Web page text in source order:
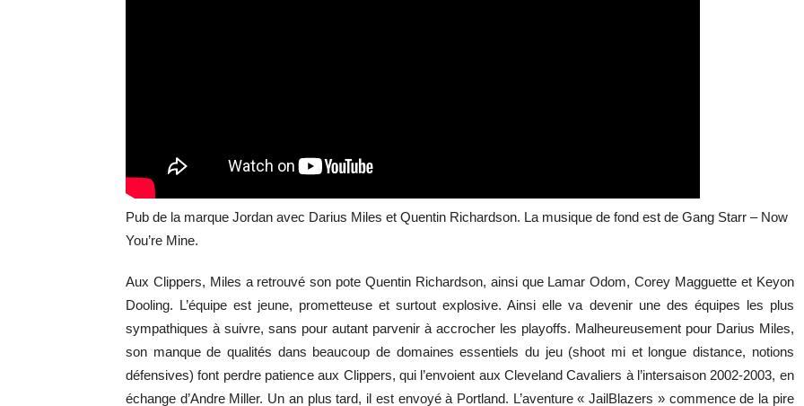
Pub de la marque Jordan avec Darius Miles et Quentin Richardson. La musique de fond est de Gang Starr – Now
You’re Mine.
Aux Clippers, Miles a retrouvé son pote Quentin Richardson, ainsi que Lamar Odom, Corey Magguette et Keyon
Dooling. L’équipe est jeune, prometteuse et surtout explosive. Ainsi elle va devenir une des équipes les plus
sympathiques à suivre, sans pour autant parvenir à accrocher les playoffs. Malheureusement pour Darius Miles,
son manque de qualités dans beaucoup de domaines essentiels du jeu (shoot mi et longue distance, notions
défensives) font perdre patience aux Clippers, qui l’envoient aux Cleveland Cavaliers à l’intersaison 2002-2003, en
échange d’Andre Miller. Un an plus tard, il est envoyé à Portland. L’aventure « JailBlazers » commence de la pire